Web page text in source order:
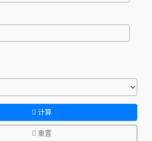
计算
重置